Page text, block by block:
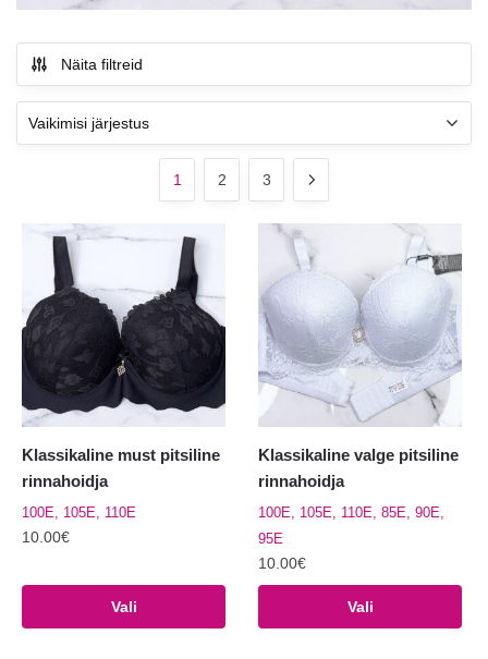
Näita filtreid
1 2 3
Klassikaline must pitsiline
rinnahoidja
100E, 105E, 110E
10.00€
Vali
on
Klassikaline valge pitsiline
rinnahoidja
100E, 105E, 110E, 85E, 90E,
95E
10.00€
Vali
tootel